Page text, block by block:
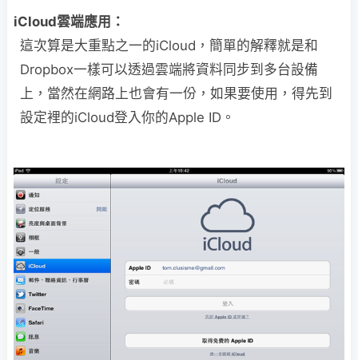
iCloud雲端應用：
這次算是大重點之一的iCloud，簡單的解釋就是和
Dropbox一樣可以透過雲端將資料同步到多台設備
上，當然在網路上也會有一份，如果要使用，得先到
設定裡的iCloud登入你的Apple ID。